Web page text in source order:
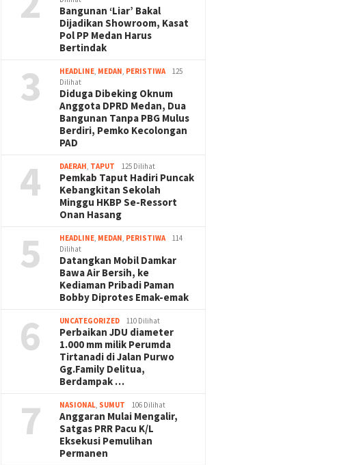
Bangunan ‘Liar’ Bakal
Dijadikan Showroom, Kasat
Pol PP Medan Harus
Bertindak
3 HEADLINE, MEDAN, PERISTIWA
125
Dilihat
Diduga Dibeking Oknum
Anggota DPRD Medan, Dua
Bangunan Tanpa PBG Mulus
Berdiri, Pemko Kecolongan
PAD
4 DAERAH, TAPUT 125 Dilihat
Pemkab Taput Hadiri Puncak
Kebangkitan Sekolah
Minggu HKBP Se-Ressort
Onan Hasang
5 HEADLINE, MEDAN, PERISTIWA
114
Dilihat
Datangkan Mobil Damkar
Bawa Air Bersih, ke
Kediaman Pribadi Paman
Bobby Diprotes Emak-emak
6 UNCATEGORIZED 110 Dilihat
Perbaikan JDU diameter
1.000 mm milik Perumda
Tirtanadi di Jalan Purwo
Gg.Family Delitua,
Berdampak …
7 NASIONAL, SUMUT 106 Dilihat
Anggaran Mulai Mengalir,
Satgas PRR Pacu K/L
Eksekusi Pemulihan
Permanen